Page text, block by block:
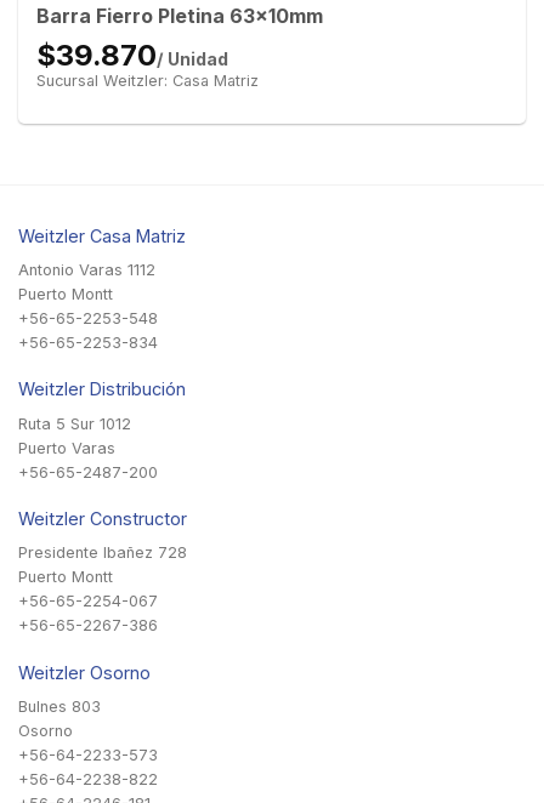
Barra Fierro Pletina 63x10mm
$39.870/ Unidad
Sucursal Weitzler: Casa Matriz
Weitzler Casa Matriz
Antonio Varas 1112
Puerto Montt
+56-65-2253-548
+56-65-2253-834
Weitzler Distribución
Ruta 5 Sur 1012
Puerto Varas
+56-65-2487-200
Weitzler Constructor
Presidente Ibañez 728
Puerto Montt
+56-65-2254-067
+56-65-2267-386
Weitzler Osorno
Bulnes 803
Osorno
+56-64-2233-573
+56-64-2238-822